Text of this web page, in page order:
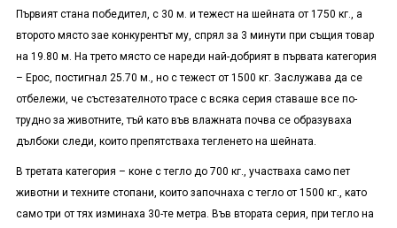
Първият стана победител, с 30 м. и тежест на шейната от 1750 кг., а
второто място зае конкурентът му, спрял за 3 минути при същия товар
на 19.80 м. На трето място се нареди най-добрият в първата категория
– Ерос, постигнал 25.70 м., но с тежест от 1500 кг. Заслужава да се
отбележи, че състезателното трасе с всяка серия ставаше все по-
трудно за животните, тъй като във влажната почва се образуваха
дълбоки следи, които препятстваха тегленето на шейната.
В третата категория – коне с тегло до 700 кг., участваха само пет
животни и техните стопани, които започнаха с тегло от 1500 кг., като
само три от тях изминаха 30-те метра. Във втората серия, при тегло на